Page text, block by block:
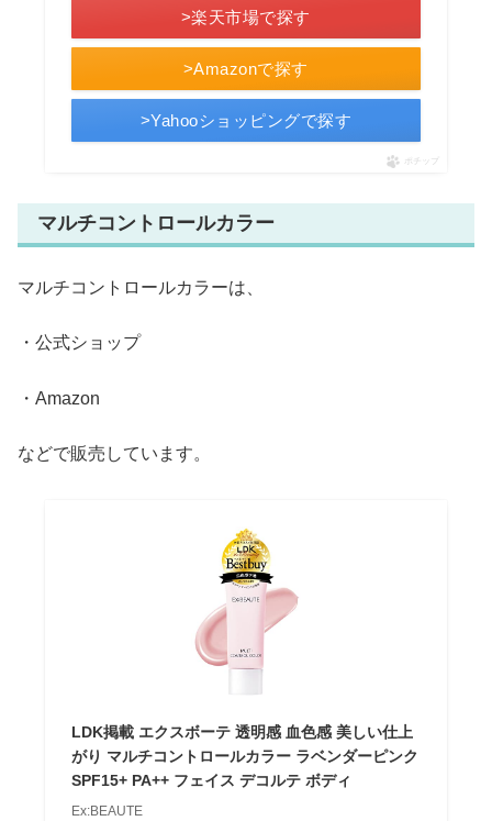
>Amazonで探す
>楽天市場で探す
>Yahooショッピングで探す
ポチップ
マルチコントロールカラー
マルチコントロールカラーは、
・公式ショップ
・Amazon
などで販売しています。
LDK掲載 エクスボーテ 透明感 血色感 美しい仕上
がり マルチコントロールカラー ラベンダーピンク
SPF15+ PA++ フェイス デコルテ ボディ
Ex:BEAUTE